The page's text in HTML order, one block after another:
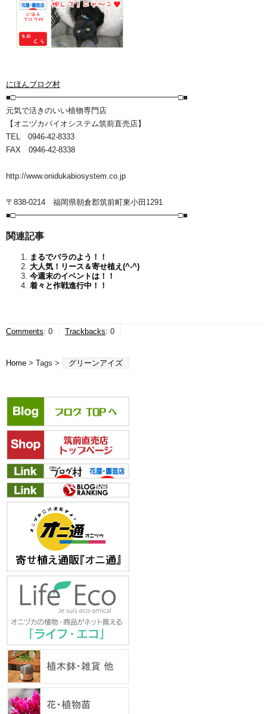
にほんブログ村
■□━━━━━━━━━━━━━━━━━━━━━□■
元気で活きのいい植物専門店
【オニヅカバイオシステム筑前直売店】
TEL 0946-42-8333
FAX 0946-42-8338
http://www.onidukabiosystem.co.jp
〒838-0214 福岡県朝倉郡筑前町東小田1291
■□━━━━━━━━━━━━━━━━━━━━━□■
関連記事
まるでバラのよう！！
大人気！リース＆寄せ植え(^-^)
今週末のイベントは！！
着々と作戦進行中！！
Comments: 0 Trackbacks: 0
Home > Tags > グリーンアイズ